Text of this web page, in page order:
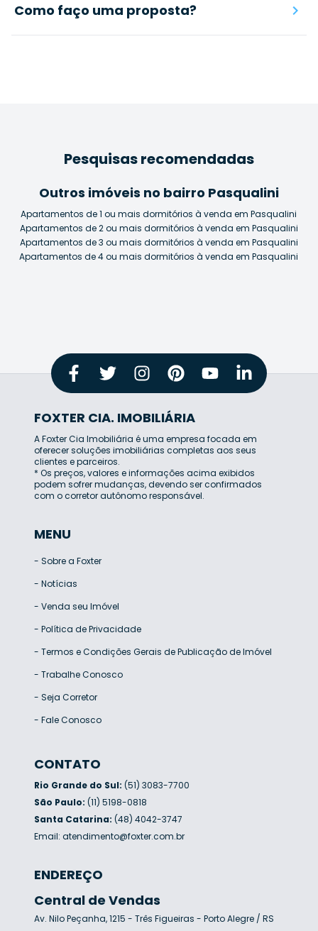
Como faço uma proposta?
Pesquisas recomendadas
Outros imóveis no bairro Pasqualini
Apartamentos de 1 ou mais dormitórios à venda em Pasqualini
Apartamentos de 2 ou mais dormitórios à venda em Pasqualini
Apartamentos de 3 ou mais dormitórios à venda em Pasqualini
Apartamentos de 4 ou mais dormitórios à venda em Pasqualini
FOXTER CIA. IMOBILIÁRIA
A Foxter Cia Imobiliária é uma empresa focada em
oferecer soluções imobiliárias completas aos seus
clientes e parceiros.
* Os preços, valores e informações acima exibidos
podem sofrer mudanças, devendo ser confirmados
com o corretor autônomo responsável.
MENU
- Sobre a Foxter
- Notícias
- Venda seu Imóvel
- Política de Privacidade
- Termos e Condições Gerais de Publicação de Imóvel
- Trabalhe Conosco
- Seja Corretor
- Fale Conosco
CONTATO
Rio Grande do Sul: (51) 3083-7700
São Paulo: (11) 5198-0818
Santa Catarina: (48) 4042-3747
Email: atendimento@foxter.com.br
ENDEREÇO
Central de Vendas
Av. Nilo Peçanha, 1215 - Três Figueiras - Porto Alegre / RS